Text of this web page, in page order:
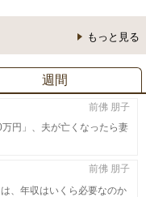
もっと見る
週間
円」、夫が亡くなったら妻
前佛 朋子
、年収はいくら必要なのか
前佛 朋子